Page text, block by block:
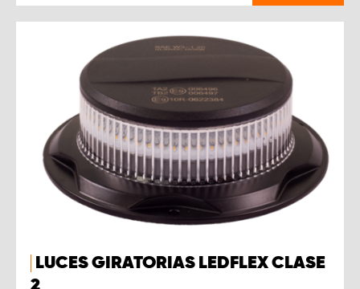
LUCES GIRATORIAS LEDFLEX CLASE